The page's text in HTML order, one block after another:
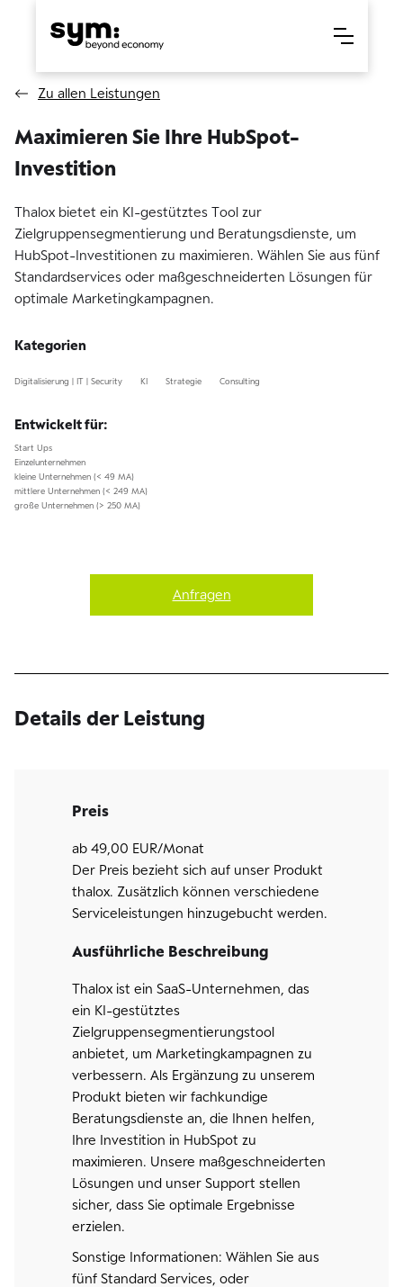
Zu allen Leistungen
Maximieren Sie Ihre HubSpot-
Investition
Thalox bietet ein KI-gestütztes Tool zur
Zielgruppensegmentierung und Beratungsdienste, um
HubSpot-Investitionen zu maximieren. Wählen Sie aus fünf
Standardservices oder maßgeschneiderten Lösungen für
optimale Marketingkampagnen.
Kategorien
Digitalisierung | IT | Security KI Strategie Consulting
Entwickelt für:
Start Ups
Einzelunternehmen
kleine Unternehmen (< 49 MA)
mittlere Unternehmen (< 249 MA)
große Unternehmen (> 250 MA)
Anfragen
Details der Leistung
Preis
ab 49,00 EUR/Monat
Der Preis bezieht sich auf unser Produkt
thalox. Zusätzlich können verschiedene
Serviceleistungen hinzugebucht werden.
Ausführliche Beschreibung
Thalox ist ein SaaS-Unternehmen, das
ein KI-gestütztes
Zielgruppensegmentierungstool
anbietet, um Marketingkampagnen zu
verbessern. Als Ergänzung zu unserem
Produkt bieten wir fachkundige
Beratungsdienste an, die Ihnen helfen,
Ihre Investition in HubSpot zu
maximieren. Unsere maßgeschneiderten
Lösungen und unser Support stellen
sicher, dass Sie optimale Ergebnisse
erzielen.
Sonstige Informationen: Wählen Sie aus
fünf Standard Services, oder